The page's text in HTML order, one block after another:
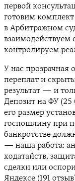
первой
готовим
в Арбитражном
контролируем
У нас прозрачная
переплат и
результат — и
Депозит на ФУ (25
его размер
госпошлину при
банкротстве
— наша работа:
ходатайств,
сделки или
Яндексе (191